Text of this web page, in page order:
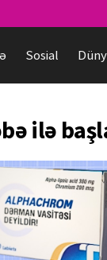
Sosial
ilə